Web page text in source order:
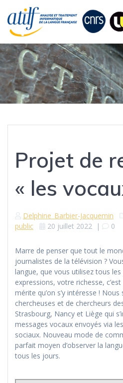
content
Projet de
« les
Delphine_Barbier-Jacquemin
public
20 juillet 2022 | 0
Marre de penser que tout le
journalistes de la télévision ?
langue, que vous utilisez tous
expressions, votre richesse,
mérite qu’on s’y intéresse !
chercheuses et de chercheurs
Strasbourg, Nancy et Liège qui
messages vocaux envoyés via
sociaux. Nouveau mode de
parfait moyen d’observer la
tous les jours.